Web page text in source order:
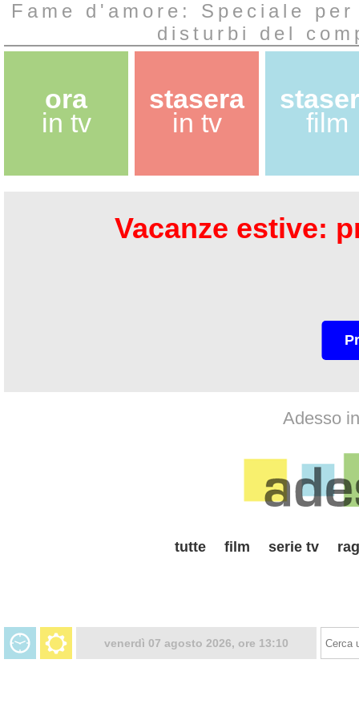
Fame d'amore: Speciale
disturbi del
ora
in tv
stasera
in tv
film
Vacanze estive:
Adesso
tutte film serie tv
venerdì 07 agosto 2026, ore 13:10